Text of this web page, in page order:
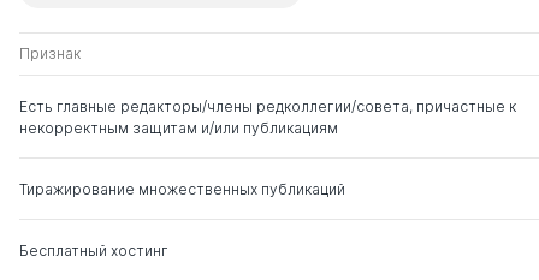
Юревич Андрей
Владиславович
Признак
Есть главные редакторы/члены редколлегии/совета, причастные к
некорректным защитам и/или публикациям
Тиражирование множественных публикаций
Бесплатный хостинг